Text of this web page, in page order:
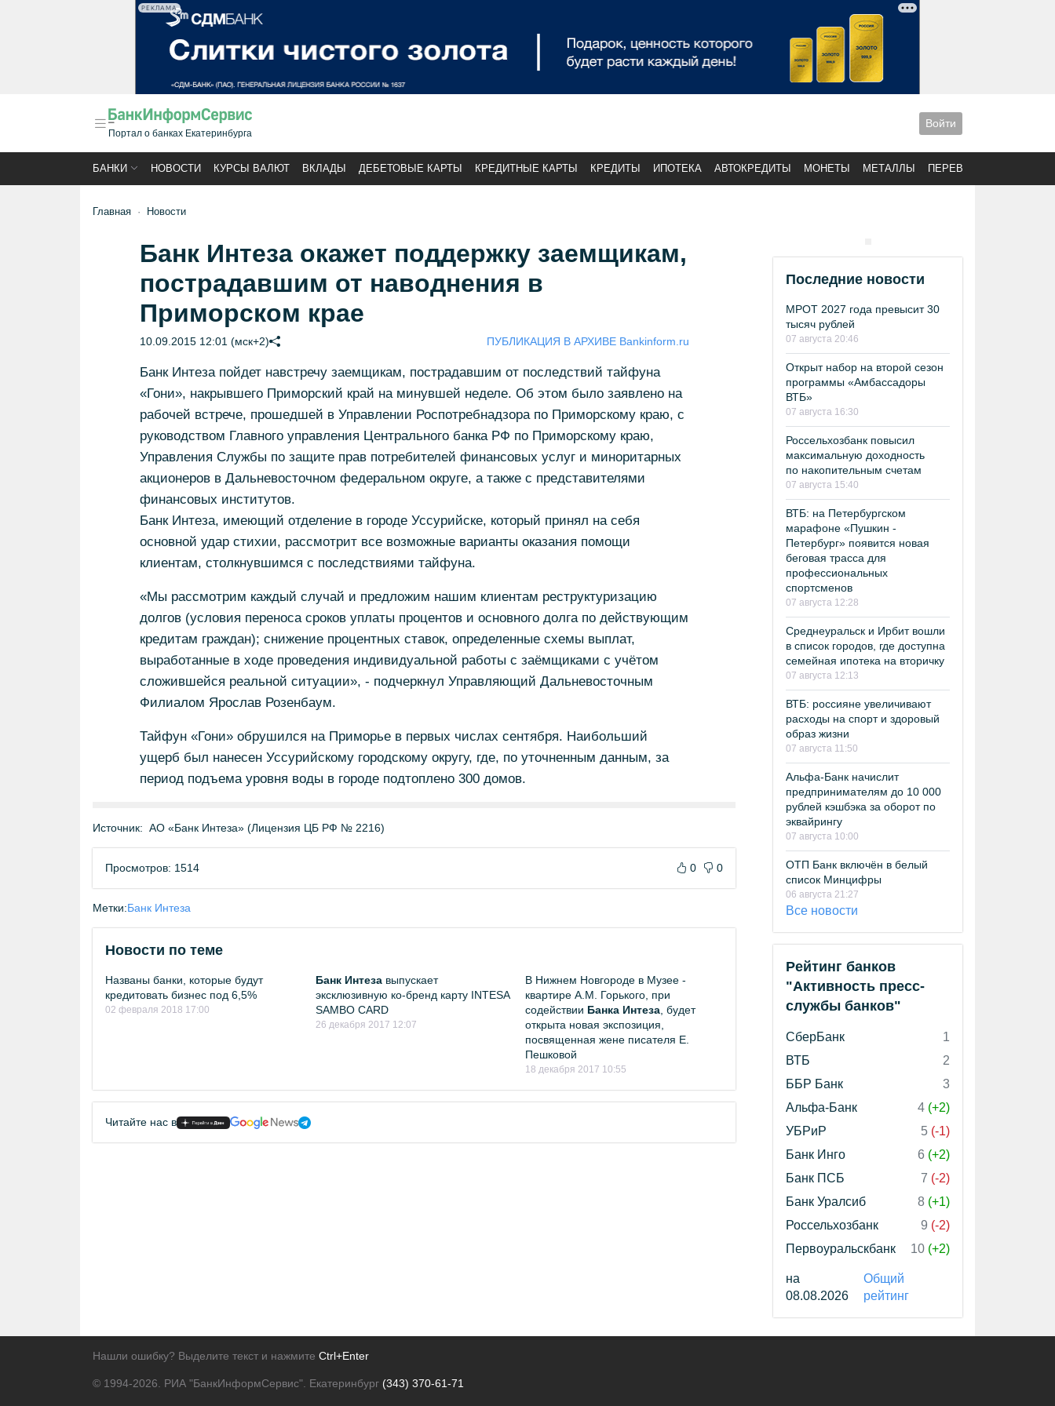
РЕКЛАМА
Портал о банках Екатеринбурга
Войти
БАНКИ НОВОСТИ КУРСЫ ВАЛЮТ ВКЛАДЫ ДЕБЕТОВЫЕ КАРТЫ КРЕДИТНЫЕ КАРТЫ КРЕДИТЫ ИПОТЕКА АВТОКРЕДИТЫ МОНЕТЫ МЕТАЛЛЫ ПЕРЕВОДЫ
Главная Новости
Банк Интеза окажет поддержку заемщикам,
пострадавшим от наводнения в
Приморском крае
10.09.2015 12:01 (мск+2) ПУБЛИКАЦИЯ В АРХИВЕ Bankinform.ru
Банк Интеза пойдет навстречу заемщикам, пострадавшим от последствий тайфуна
«Гони», накрывшего Приморский край на минувшей неделе. Об этом было заявлено на
рабочей встрече, прошедшей в Управлении Роспотребнадзора по Приморскому краю, с
руководством Главного управления Центрального банка РФ по Приморскому краю,
Управления Службы по защите прав потребителей финансовых услуг и миноритарных
акционеров в Дальневосточном федеральном округе, а также с представителями
финансовых институтов.
Банк Интеза, имеющий отделение в городе Уссурийске, который принял на себя
основной удар стихии, рассмотрит все возможные варианты оказания помощи
клиентам, столкнувшимся с последствиями тайфуна.
«Мы рассмотрим каждый случай и предложим нашим клиентам реструктуризацию
долгов (условия переноса сроков уплаты процентов и основного долга по действующим
кредитам граждан); снижение процентных ставок, определенные схемы выплат,
выработанные в ходе проведения индивидуальной работы с заёмщиками с учётом
сложившейся реальной ситуации», - подчеркнул Управляющий Дальневосточным
Филиалом Ярослав Розенбаум.
Тайфун «Гони» обрушился на Приморье в первых числах сентября. Наибольший
ущерб был нанесен Уссурийскому городскому округу, где, по уточненным данным, за
период подъема уровня воды в городе подтоплено 300 домов.
Источник: АО «Банк Интеза» (Лицензия ЦБ РФ № 2216)
Просмотров: 1514 0 0
Метки:Банк Интеза
Новости по теме
Названы банки, которые будут
кредитовать бизнес под 6,5%
02 февраля 2018 17:00
Банк Интезавыпускает
эксклюзивную ко-бренд карту INTESA
SAMBO CARD
26 декабря 2017 12:07
В Нижнем Новгороде в Музее -
квартире А.М. Горького, при
содействии Банка Интеза , будет
открыта новая экспозиция,
посвященная жене писателя Е.
Пешковой
18 декабря 2017 10:55
Читайте нас в
Последние новости
МРОТ 2027 года превысит 30
тысяч рублей
07 августа 20:46
Открыт набор на второй сезон
программы «Амбассадоры
ВТБ»
07 августа 16:30
Россельхозбанк повысил
максимальную доходность
по накопительным счетам
07 августа 15:40
ВТБ: на Петербургском
марафоне «Пушкин -
Петербург» появится новая
беговая трасса для
профессиональных
спортсменов
07 августа 12:28
Среднеуральск и Ирбит вошли
в список городов, где доступна
семейная ипотека на вторичку
07 августа 12:13
ВТБ: россияне увеличивают
расходы на спорт и здоровый
образ жизни
07 августа 11:50
Альфа-Банк начислит
предпринимателям до 10 000
рублей кэшбэка за оборот по
эквайрингу
07 августа 10:00
ОТП Банк включён в белый
список Минцифры
06 августа 21:27
Все новости
Рейтинг банков
"Активность пресс-
службы банков"
СберБанк
1
ВТБ
2
ББР Банк
3
Альфа-Банк
4 (+2)
УБРиР
5 (-1)
Банк Инго
6 (+2)
Банк ПСБ
7 (-2)
Банк Уралсиб
8 (+1)
Россельхозбанк
9 (-2)
Первоуральскбанк
10 (+2)
на
08.08.2026
Общий
рейтинг
Нашли ошибку? Выделите текст и нажмите Ctrl+Enter
© 1994-2026. РИА "БанкИнформСервис". Екатеринбург (343) 370-61-71